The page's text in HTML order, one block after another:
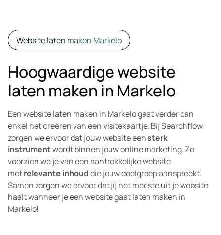
Website laten maken Markelo
Hoogwaardige website
laten maken in Markelo
Een website laten maken in Markelo gaat verder dan
enkel het creëren van een visitekaartje. Bij Searchflow
zorgen we ervoor dat jouw website eensterk
instrumentwordt binnen jouw online marketing. Zo
voorzien we je van een aantrekkelijke website
metrelevante inhouddie jouw doelgroep aanspreekt.
Samen zorgen we ervoor dat jij het meeste uit je website
haalt wanneer je een website gaat laten maken in
Markelo!